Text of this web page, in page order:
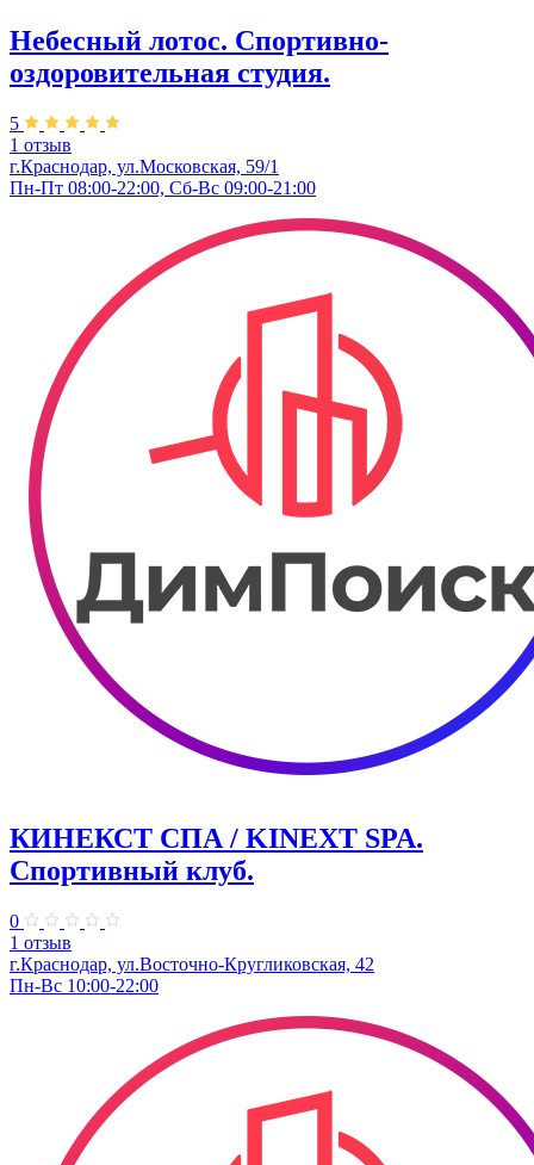
Небесный лотос. Спортивно-
оздоровительная студия.
5
1 отзыв
г.Краснодар, ул.Московская, 59/1
Пн-Пт 08:00-22:00, Сб-Вс 09:00-21:00
КИНЕКСТ СПА / KINEXT SPA.
Спортивный клуб.
0
1 отзыв
г.Краснодар, ул.Восточно-Кругликовская, 42
Пн-Вс 10:00-22:00